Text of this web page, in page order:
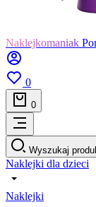
Naklejkomaniak
0
0
Wyszukaj
Naklejki dla dzieci
Naklejki